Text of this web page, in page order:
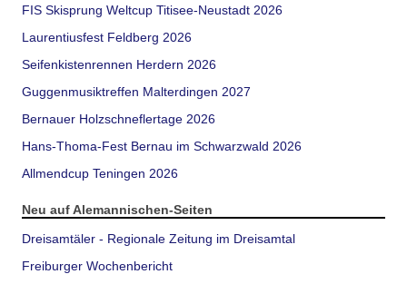
FIS Skisprung Weltcup Titisee-Neustadt 2026
Laurentiusfest Feldberg 2026
Seifenkistenrennen Herdern 2026
Guggenmusiktreffen Malterdingen 2027
Bernauer Holzschneflertage 2026
Hans-Thoma-Fest Bernau im Schwarzwald 2026
Allmendcup Teningen 2026
Neu auf Alemannischen-Seiten
Dreisamtäler - Regionale Zeitung im Dreisamtal
Freiburger Wochenbericht